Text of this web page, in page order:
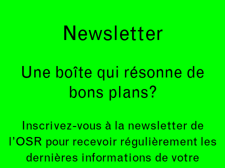
Newsletter
Une boîte qui résonne de
bons plans?
Inscrivez-vous à la newsletter de
l’OSR pour recevoir régulièrement les
dernières informations de votre